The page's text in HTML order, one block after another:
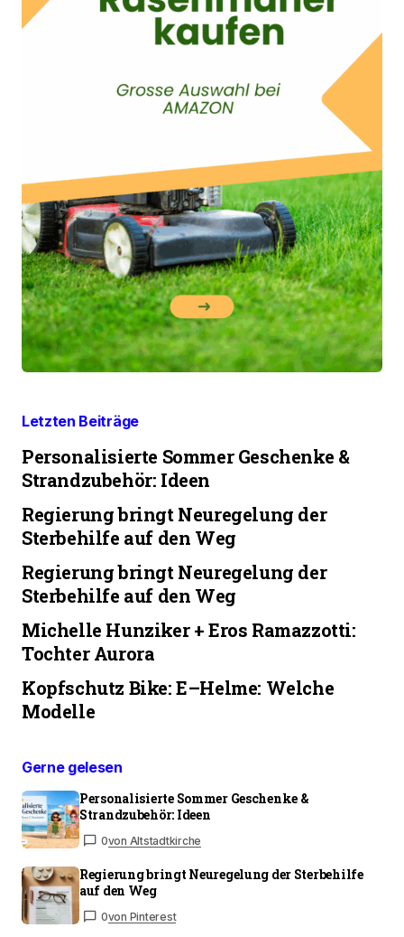
Letzten Beiträge
Personalisierte Sommer Geschenke &
Strandzubehör: Ideen
Regierung bringt Neuregelung der
Sterbehilfe auf den Weg
Regierung bringt Neuregelung der
Sterbehilfe auf den Weg
Michelle Hunziker + Eros Ramazzotti:
Tochter Aurora
Kopfschutz Bike: E–Helme: Welche
Modelle
Gerne gelesen
Personalisierte Sommer Geschenke &
Strandzubehör: Ideen
0von Altstadtkirche
Regierung bringt Neuregelung der Sterbehilfe
auf den Weg
0von Pinterest